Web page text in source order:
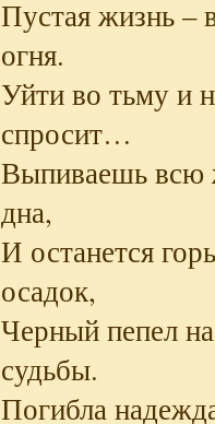
Пустая жизнь –
огня.
Уйти во тьму и
спросит…
Выпиваешь всю
дна,
И останется
осадок,
Черный пепел
судьбы.
Погибла